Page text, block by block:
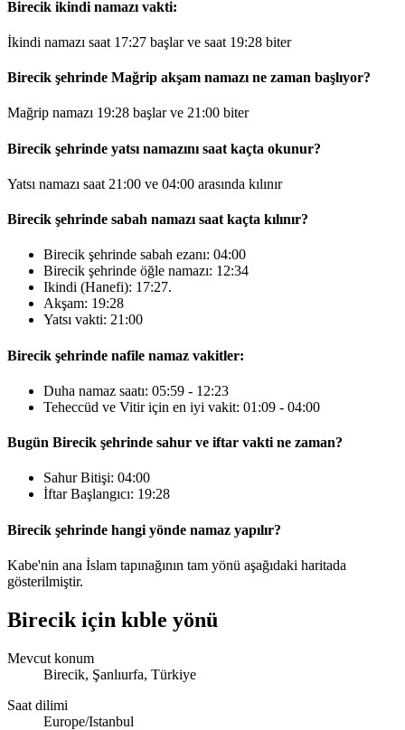
Birecik ikindi namazı vakti:
İkindi namazı saat 17:27 başlar ve saat 19:28 biter
Birecik şehrinde Mağrip akşam namazı ne zaman başlıyor?
Mağrip namazı 19:28 başlar ve 21:00 biter
Birecik şehrinde yatsı namazını saat kaçta okunur?
Yatsı namazı saat 21:00 ve 04:00 arasında kılınır
Birecik şehrinde sabah namazı saat kaçta kılınır?
Birecik şehrinde sabah ezanı: 04:00
Birecik şehrinde öğle namazı: 12:34
Ikindi (Hanefi): 17:27.
Akşam: 19:28
Yatsı vakti: 21:00
Birecik şehrinde nafile namaz vakitler:
Duha namaz saatı: 05:59 - 12:23
Teheccüd ve Vitir için en iyi vakit: 01:09 - 04:00
Bugün Birecik şehrinde sahur ve iftar vakti ne zaman?
Sahur Bitişi: 04:00
İftar Başlangıcı: 19:28
Birecik şehrinde hangi yönde namaz yapılır?
Kabe'nin ana İslam tapınağının tam yönü aşağıdaki haritada
gösterilmiştir.
Birecik için kıble yönü
Mevcut konum
Birecik, Şanlıurfa, Türkiye
Saat dilimi
Europe/Istanbul